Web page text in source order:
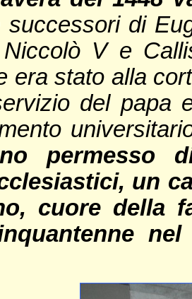
di
Niccolò V e
era stato alla
del papa
permesso
un
cuore della